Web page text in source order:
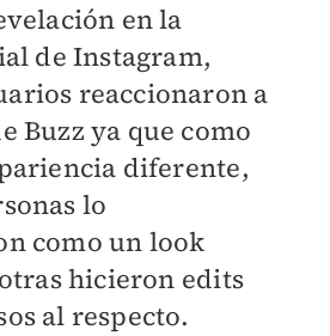
en la
de Instagram,
reaccionaron a
Buzz ya que como
diferente,
lo
como un look
hicieron edits
al respecto.